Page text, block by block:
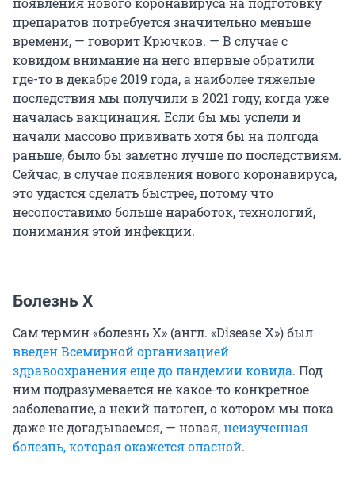
препаратов потребуется значительно меньше
времени, — говорит Крючков. — В случае с
ковидом внимание на него впервые обратили
где-то в декабре 2019 года, а наиболее тяжелые
последствия мы получили в 2021 году, когда уже
началась вакцинация. Если бы мы успели и
начали массово прививать хотя бы на полгода
раньше, было бы заметно лучше по последствиям.
Сейчас, в случае появления нового коронавируса,
это удастся сделать быстрее, потому что
несопоставимо больше наработок, технологий,
понимания этой инфекции.
Болезнь X
Сам термин «болезнь X» (англ. «Disease X») был
введен Всемирной организацией
здравоохранения еще до пандемии ковида. Под
ним подразумевается не какое-то конкретное
заболевание, а некий патоген, о котором мы пока
даже не догадываемся, — новая,неизученная
болезнь, которая окажется опасной.